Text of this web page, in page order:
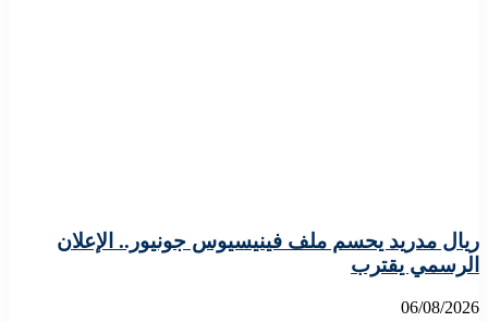
ريال مدريد يحسم ملف فينيسيوس جونيور.. الإعلان
الرسمي يقترب
06/08/2026